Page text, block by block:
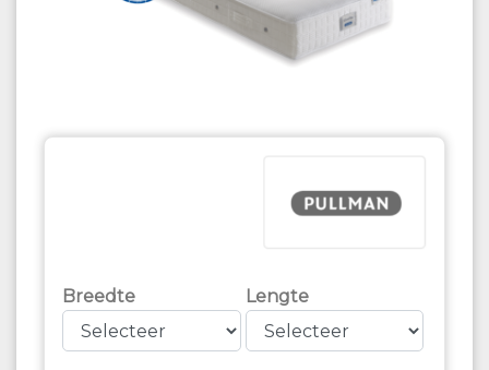
Breedte Lengte